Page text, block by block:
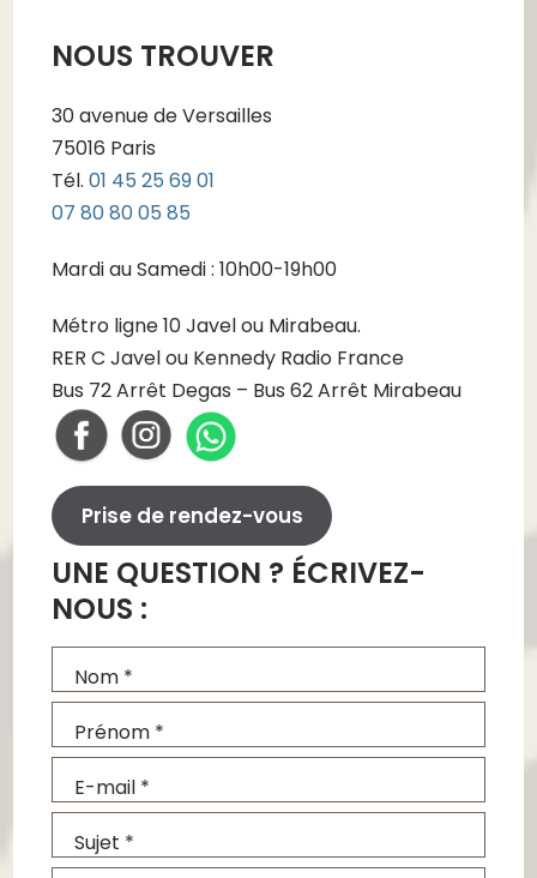
NOUS TROUVER
30 avenue de Versailles
75016 Paris
Tél.01 45 25 69 01
07 80 80 05 85
Mardi au Samedi : 10h00-19h00
Métro ligne 10 Javel ou Mirabeau.
RER C Javel ou Kennedy Radio France
Bus 72 Arrêt Degas – Bus 62 Arrêt Mirabeau
Prise de rendez-vous
UNE QUESTION ? ÉCRIVEZ-
NOUS :